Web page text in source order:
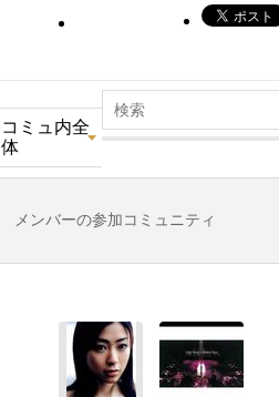
コミュ内全
体
メンバーの参加コミュニティ